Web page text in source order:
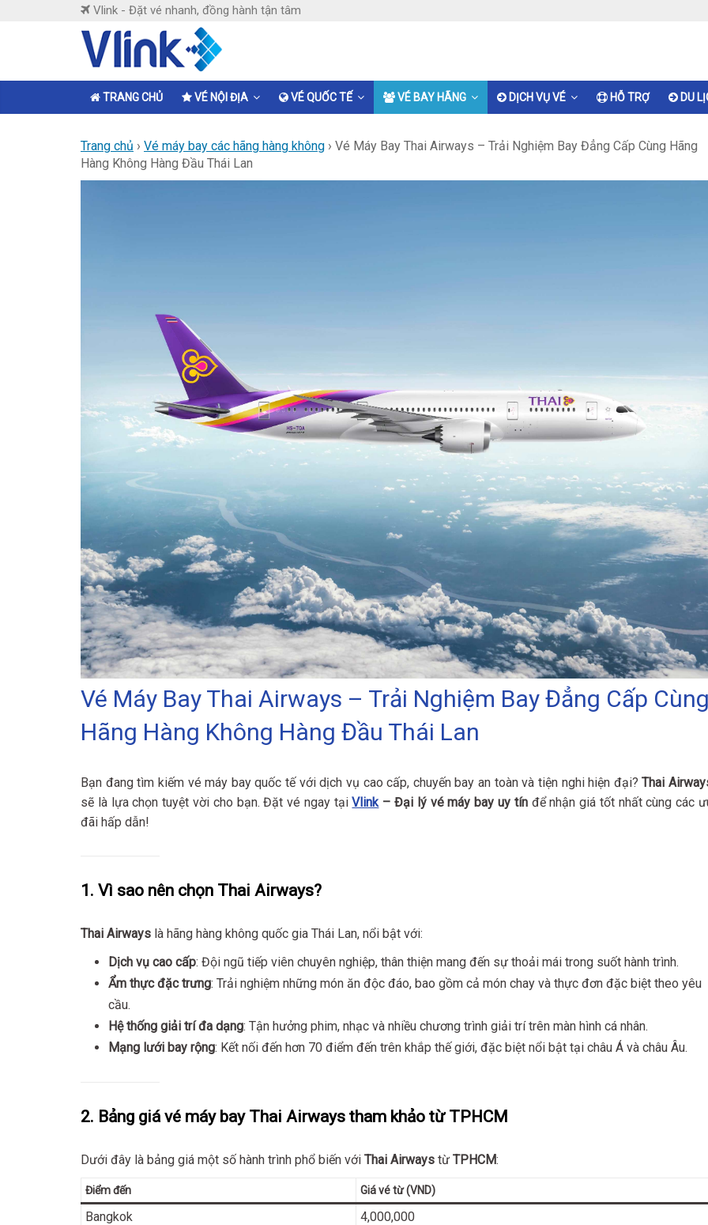
Vlink - Đặt vé nhanh, đồng hành tận tâm
Vlink
Đặt
vé
đồng
hành
TRANG CHỦ VÉ NỘI ĐỊA VÉ QUỐC TẾ VÉ BAY HÃNG DỊCH VỤ VÉ HỖ TRỢ DU
Trang chủ › Vé máy bay các hãng hàng không › Vé Máy Bay Thai Airways – Trải Nghiệm Bay Đẳng Cấp Cùng Hãng
Hàng Không Hàng Đầu Thái Lan
Vé Máy Bay Thai Airways – Trải Nghiệm Bay Đẳng Cấp
Hãng Hàng Không Hàng Đầu Thái Lan
Bạn đang tìm kiếm vé máy bay quốc tế với dịch vụ cao cấp, chuyến bay an toàn và tiện nghi hiện đại?Thai
sẽ là lựa chọn tuyệt vời cho bạn. Đặt vé ngay tạiVlink – Đại lý vé máy bay uy tínđể nhận giá tốt nhất cùng các
đãi hấp dẫn!
1. Vì sao nên chọn Thai Airways?
Thai Airways là hãng hàng không quốc gia Thái Lan, nổi bật với:
Dịch vụ cao cấp: Đội ngũ tiếp viên chuyên nghiệp, thân thiện mang đến sự thoải mái trong suốt hành trình.
Ẩm thực đặc trưng: Trải nghiệm những món ăn độc đáo, bao gồm cả món chay và thực đơn đặc biệt theo yêu
cầu.
Hệ thống giải trí đa dạng: Tận hưởng phim, nhạc và nhiều chương trình giải trí trên màn hình cá nhân.
Mạng lưới bay rộng: Kết nối đến hơn 70 điểm đến trên khắp thế giới, đặc biệt nổi bật tại châu Á và châu Âu.
2. Bảng giá vé máy bay Thai Airways tham khảo từ TPHCM
Dưới đây là bảng giá một số hành trình phổ biến với Thai Airways từ TPHCM:
Điểm đến Giá vé từ (VND)
Bangkok
4,000,000